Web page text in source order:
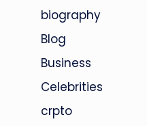
biography
Blog
Business
Celebrities
crpto